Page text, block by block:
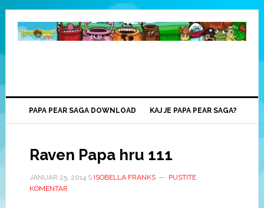
PAPA PEAR SAGA DOWNLOAD KAJ JE PAPA PEAR SAGA?
Raven Papa hru 111
JANUAR 25, 2014S ISOBELLA FRANKS
PUSTITE
KOMENTAR